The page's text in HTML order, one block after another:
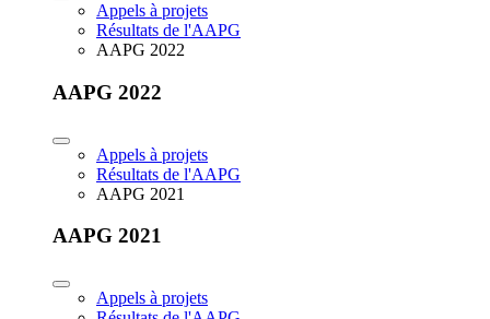
Appels à projets
Résultats de l'AAPG
AAPG 2022
AAPG 2022
Appels à projets
Résultats de l'AAPG
AAPG 2021
AAPG 2021
Appels à projets